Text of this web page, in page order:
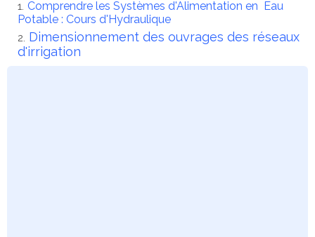
Comprendre les Systèmes d'Alimentation en Eau
Potable : Cours d'Hydraulique
Dimensionnement des ouvrages des réseaux
d'irrigation